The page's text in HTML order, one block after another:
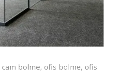
cam bölme, ofis bölme, ofis